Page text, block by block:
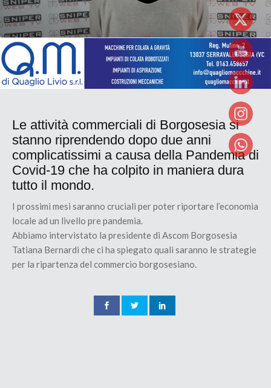
Le attività commerciali di Borgosesia si
stanno riprendendo dopo due anni
complicatissimi a causa della Pandemia di
Covid-19 che ha colpito in maniera dura
tutto il mondo.
I prossimi mesi saranno cruciali per poter riportare l’economia
locale ad un livello pre pandemia.
Abbiamo intervistato la presidente di Ascom Borgosesia
Tatiana Bernardi che ci ha spiegato quali saranno le strategie
per la ripartenza del commercio borgosesiano.